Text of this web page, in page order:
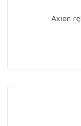
Axion